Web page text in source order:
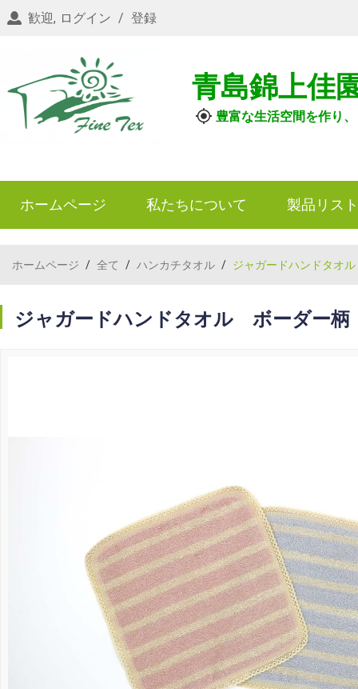
歓迎, ログイン / 登録
青島錦上佳
豊富な生活空間を作り
ホームページ 私たちについて 製品リスト
ホームページ / 全て / ハンカチタオル / ジャガードハンドタオ
ジャガードハンドタオル ボーダー